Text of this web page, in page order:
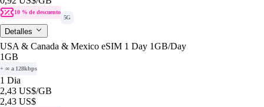
10 % de descuento
5G
Detalles
USA & Canada & Mexico eSIM 1 Day 1GB/Day
1GB
+ ∞ a 128kbps
1 Dia
2,43 US$/GB
2,43 US$